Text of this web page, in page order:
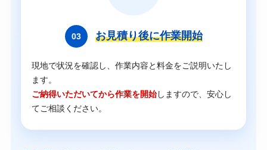
03 お見積り後に作業開始
現地で状況を確認し、作業内容と料金をご説明いたし
ます。
ご納得いただいてから作業を開始しますので、安心し
てご相談ください。